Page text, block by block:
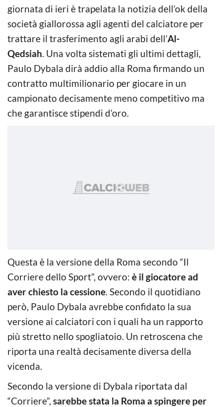
giornata di ieri è trapelata la notizia dell’ok della
società giallorossa agli agenti del calciatore per
trattare il trasferimento agli arabi dell’Al-
Qedsiah. Una volta sistemati gli ultimi dettagli,
Paulo Dybala dirà addio alla Roma firmando un
contratto multimilionario per giocare in un
campionato decisamente meno competitivo ma
che garantisce stipendi d’oro.
Questa è la versione della Roma secondo “Il
Corriere dello Sport”, ovvero: è il giocatore ad
aver chiesto la cessione. Secondo il quotidiano
però, Paulo Dybala avrebbe confidato la sua
versione ai calciatori con i quali ha un rapporto
più stretto nello spogliatoio. Un retroscena che
riporta una realtà decisamente diversa della
vicenda.
Secondo la versione di Dybala riportata dal
“Corriere”, sarebbe stata la Roma a spingere per